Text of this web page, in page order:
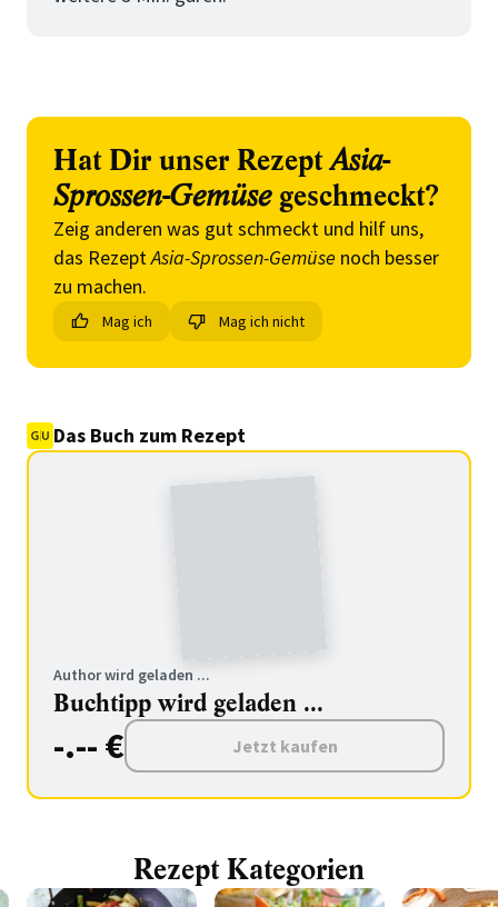
Hat Dir unser RezeptAsia-
Sprossen-Gemüsegeschmeckt?
Zeig anderen was gut schmeckt und hilf uns,
das RezeptAsia-Sprossen-Gemüse noch besser
zu machen.
Mag ich Mag ich nicht
Das Buch zum Rezept
Author wird geladen ...
Buchtipp wird geladen ...
-.-- € Jetzt kaufen
Rezept Kategorien